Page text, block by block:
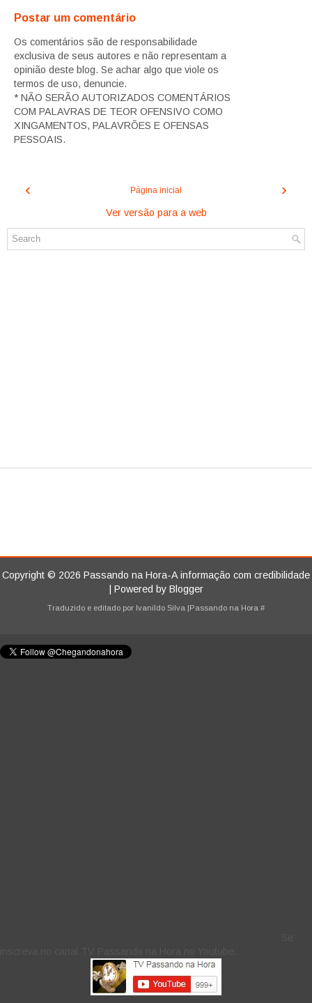
Postar um comentário
Os comentários são de responsabilidade
exclusiva de seus autores e não representam a
opinião deste blog. Se achar algo que viole os
termos de uso, denuncie.
* NÃO SERÃO AUTORIZADOS COMENTÁRIOS
COM PALAVRAS DE TEOR OFENSIVO COMO
XINGAMENTOS, PALAVRÕES E OFENSAS
PESSOAIS.
‹ ›
Página inicial
Ver versão para a web
Copyright © 2026 Passando na Hora-A informação com credibilidade
| Powered by Blogger
Traduzido e editado por Ivanildo Silva |Passando na Hora #